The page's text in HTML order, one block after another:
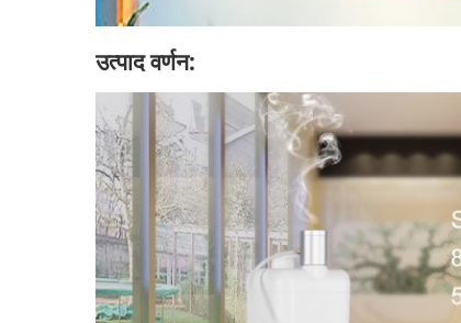
उत्पाद वर्णन: